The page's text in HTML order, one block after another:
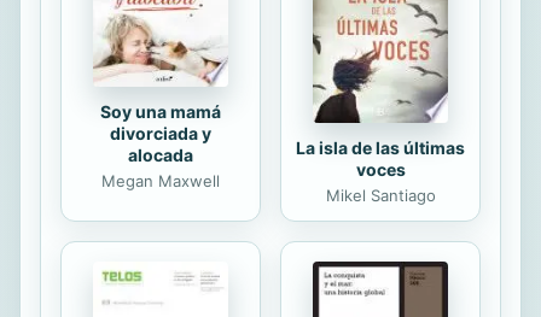
imaginación en busca de una...
Soy una mamá
divorciada y
alocada
Megan Maxwell
La isla de las últimas
voces
Mikel Santiago